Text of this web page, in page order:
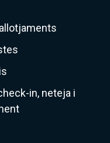
in, neteja i